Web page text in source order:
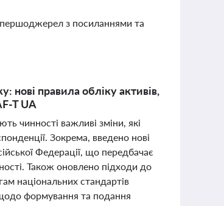
з посиланнями та
нові правила обліку активів,
T UA
чинності важливі зміни, які
Зокрема, введено нові
Федерації, що передбачає
Також оновлено підходи до
національних стандартів
формування та подання